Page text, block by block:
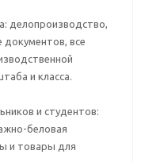
делопроизводство,
все
и класса.
и студентов:
беловая
и товары для